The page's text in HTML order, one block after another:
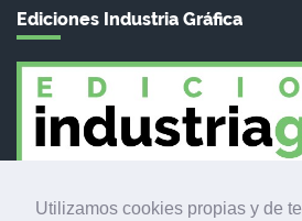
Utilizamos cookies propias y de
Ediciones Industria Gráfica
Ediciones Industria Gráfica es una